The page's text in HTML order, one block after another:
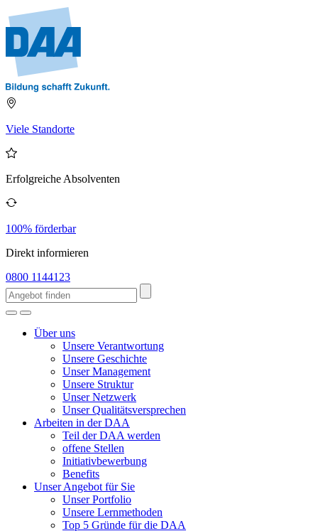
Viele Standorte
Erfolgreiche Absolventen
100% förderbar
Direkt informieren
0800 1144123
Über uns
Unsere Verantwortung
Unsere Geschichte
Unser Management
Unsere Struktur
Unser Netzwerk
Unser Qualitätsversprechen
Arbeiten in der DAA
Teil der DAA werden
offene Stellen
Initiativbewerbung
Benefits
Unser Angebot für Sie
Unser Portfolio
Unsere Lernmethoden
Top 5 Gründe für die DAA